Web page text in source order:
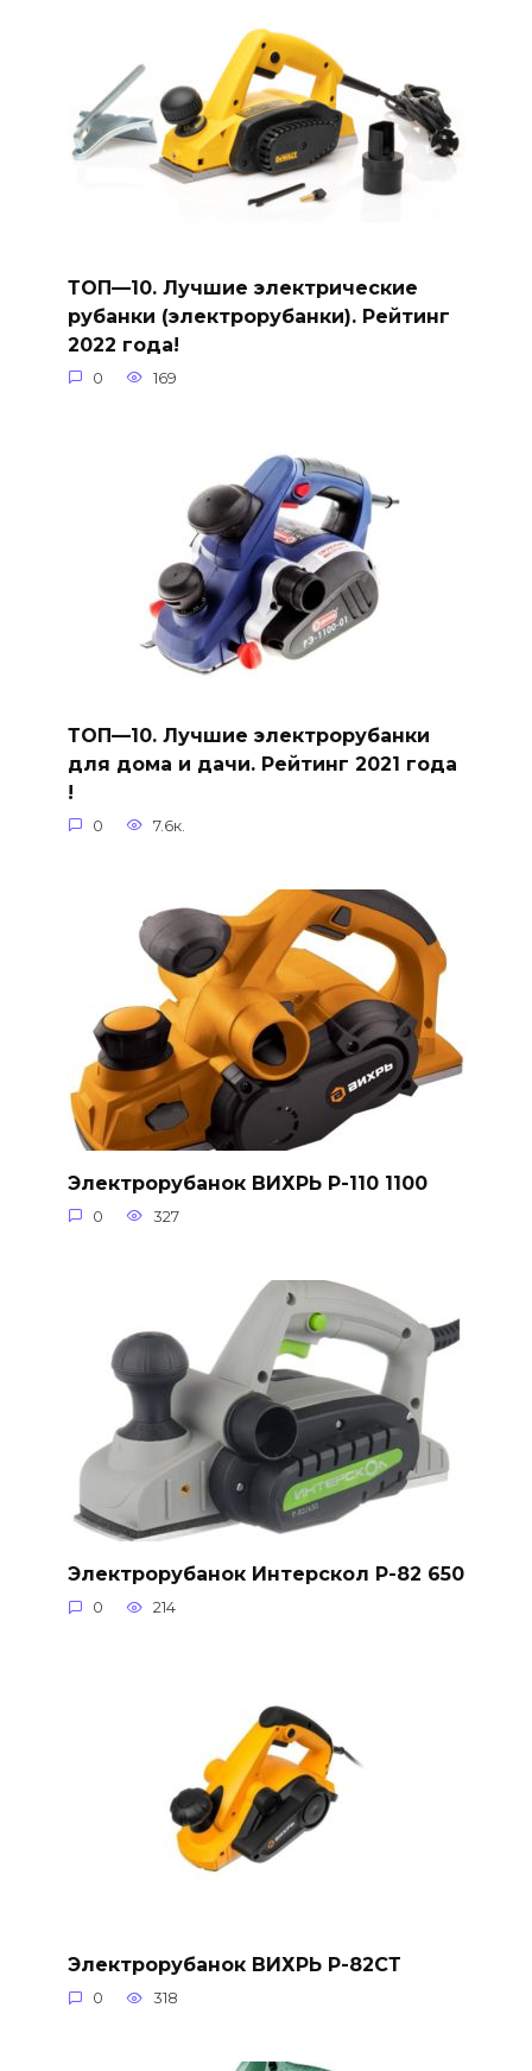
ТОП—10. Лучшие электрические
рубанки (электрорубанки). Рейтинг
2022 года!
0 169
ТОП—10. Лучшие электрорубанки
для дома и дачи. Рейтинг 2021 года
!
0 7.6к.
Электрорубанок ВИХРЬ Р-110 1100
0 327
Электрорубанок Интерскол Р-82 650
0 214
Электрорубанок ВИХРЬ Р-82СТ
0 318